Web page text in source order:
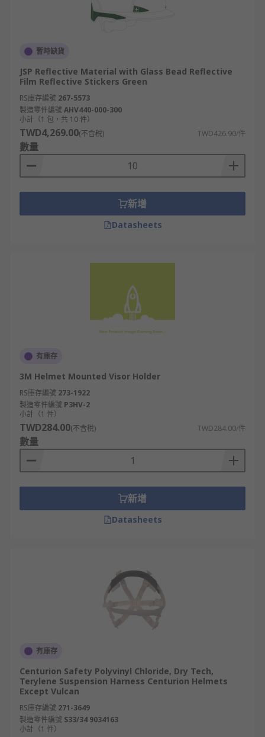
andchin straps
are tailored to
manageable and less taxing on your body.
Versatile Solutions:Explore a variety of
accessories that adapt to different job
requirements. Whether you need sun
shields, reflective stickers, or hearing
protection, we have a solution for you.
Quality and Durability:
quality and durability in our hard hat
accessories to ensure they withstand the
rigors of your work environment and deliver
long-lasting performance.
Empower Your Safety and Comfort:
Hard hat accessories are not just add-ons; they
comfortable work experience. Elevate your
protection and convenience with our range of
selection of hard hat accessories. Whether you're
looking for added protection, comfort, or
customization, at RS we have the right
accessories to meet your needs. Shop now to
enhance your hard hat experience.
暫時缺貨
JSP Reflective Material with Glass Bead Reflective
Film Reflective Stickers Green
RS庫存編號 267-5573
製造零件編號AHV440-000-300
小計（1 包，共 10 件）
TWD4,269.00(不含稅) TWD426.90/件
數量
新增
Datasheets
有庫存
3M Helmet Mounted Visor Holder
RS庫存編號 273-1922
製造零件編號 P3HV-2
小計（1 件）
TWD284.00(不含稅) TWD284.00/件
數量
新增
Datasheets
有庫存
Centurion Safety Polyvinyl Chloride, Dry Tech,
Terylene Suspension Harness Centurion Helmets
Except Vulcan
RS庫存編號 271-3649
製造零件編號 S33/34 9034163
小計（1 件）